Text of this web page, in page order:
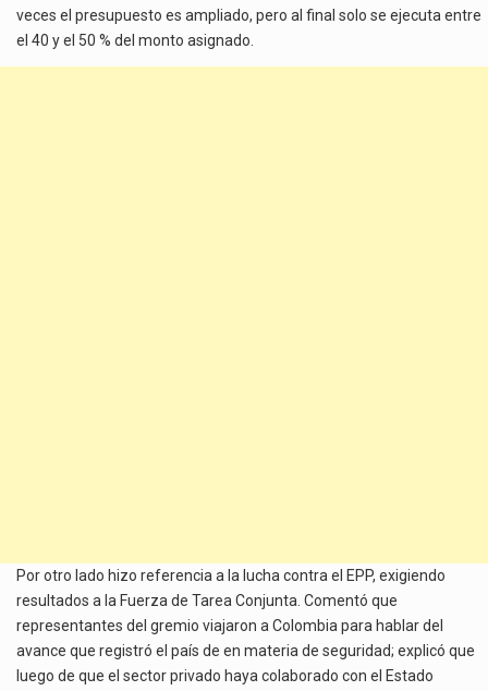
veces el presupuesto es ampliado, pero al final solo se ejecuta entre
el 40 y el 50 % del monto asignado.
Por otro lado hizo referencia a la lucha contra el EPP, exigiendo
resultados a la Fuerza de Tarea Conjunta. Comentó que
representantes del gremio viajaron a Colombia para hablar del
avance que registró el país de en materia de seguridad; explicó que
luego de que el sector privado haya colaborado con el Estado